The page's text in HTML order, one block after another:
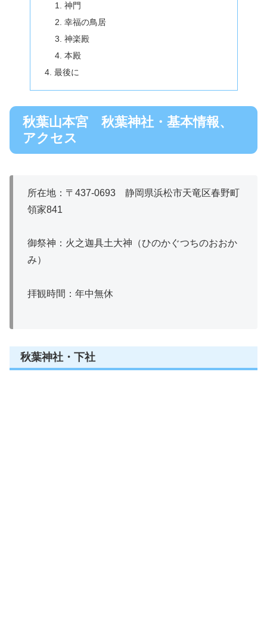
神門
幸福の鳥居
神楽殿
本殿
最後に
秋葉山本宮 秋葉神社・基本情報、
アクセス
所在地：〒437-0693 静岡県浜松市天竜区春野町
領家841
御祭神：火之迦具土大神（ひのかぐつちのおおか
み）
拝観時間：年中無休
秋葉神社・下社